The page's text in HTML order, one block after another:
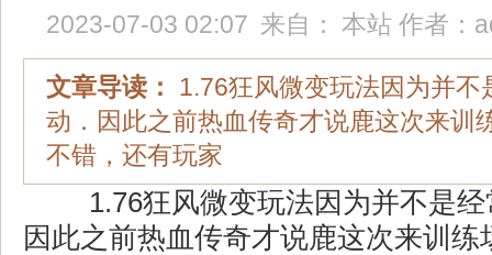
2023-07-03 02:07 来自： 本站 作者：
文章导读：
1.76狂风微变玩法因为并不
动．因此之前热血传奇才说鹿这次来训
不错，还有玩家
1.76狂风微变玩法因为并不是经
因此之前热血传奇才说鹿这次来训练